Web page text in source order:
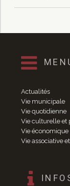
Agenda
Marchés
Vie
Actualités
Vie municipale
Vie quotidienne
Vie culturelle et
Vie économique
Vie associative